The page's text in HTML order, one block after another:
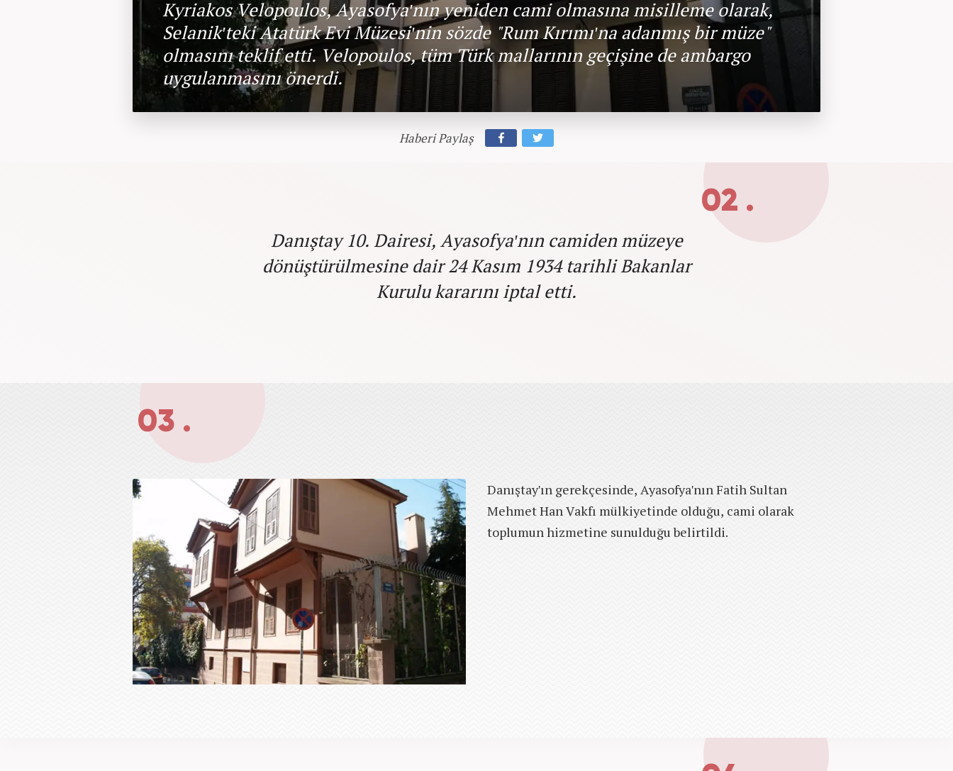
Kyriakos Velopoulos, Ayasofya'nın yeniden cami olmasına misilleme olarak,
Selanik'teki Atatürk Evi Müzesi'nin sözde "Rum Kırımı'na adanmış bir müze"
olmasını teklif etti. Velopoulos, tüm Türk mallarının geçişine de ambargo
uygulanmasını önerdi.
Haberi Paylaş
02 .
Danıştay 10. Dairesi, Ayasofya'nın camiden müzeye
dönüştürülmesine dair 24 Kasım 1934 tarihli Bakanlar
Kurulu kararını iptal etti.
03 .
Danıştay'ın gerekçesinde, Ayasofya'nın Fatih Sultan
Mehmet Han Vakfı mülkiyetinde olduğu, cami olarak
toplumun hizmetine sunulduğu belirtildi.